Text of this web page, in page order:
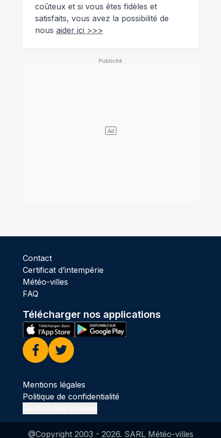
coûteux et si vous êtes fidèles et
satisfaits, vous avez la possibilité de
nous aider ici >>>
Contact
Certificat d’intempérie
Météo-villes
FAQ
Télécharger nos applications
Facebook
Twitter
Mentions légales
Politique de confidentialité
@Copyright 2003 - 2026. SARL Météo-villes